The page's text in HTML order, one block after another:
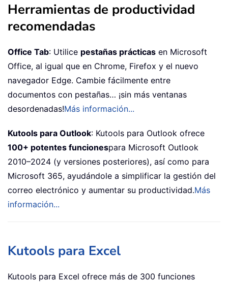
Herramientas de productividad
recomendadas
Office Tab: Utilice pestañas prácticas en Microsoft
Office, al igual que en Chrome, Firefox y el nuevo
navegador Edge. Cambie fácilmente entre
documentos con pestañas… ¡sin más ventanas
desordenadas!Más información...
Kutools para Outlook: Kutools para Outlook ofrece
100+ potentes funcionespara Microsoft Outlook
2010–2024 (y versiones posteriores), así como para
Microsoft 365, ayudándole a simplificar la gestión del
correo electrónico y aumentar su productividad.Más
información...
Kutools para Excel
Kutools para Excel ofrece más de 300 funciones